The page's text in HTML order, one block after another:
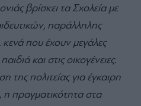
βρίσκει τα Σχολεία με
παράλληλης
που έχουν μεγάλες
και στις οικογένειες.
πολιτείας για έγκαιρη
πραγματικότητα στα